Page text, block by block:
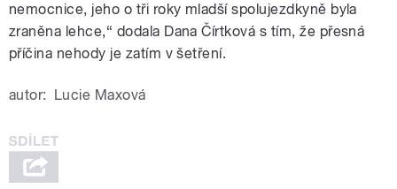
nemocnice, jeho o tři roky mladší spolujezdkyně byla
zraněna lehce,“ dodala Dana Čírtková s tím, že přesná
příčina nehody je zatím v šetření.
autor: Lucie Maxová